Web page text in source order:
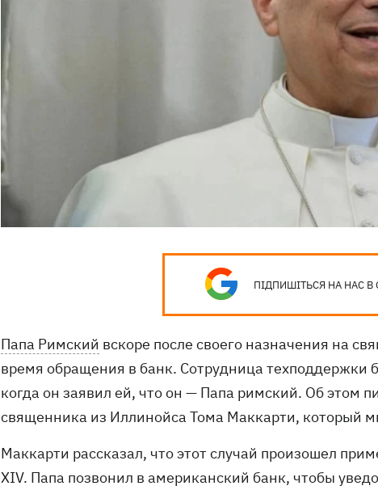
ПІДПИШІТЬСЯ НА НАС В
Папа Римский вскоре после своего назначения на
время обращения в банк. Сотрудница техподдержки
когда он заявил ей, что он — Папа римский. Об этом
священника из Иллинойса Тома Маккарти, который
Маккарти рассказал, что этот случай произошел
XIV. Папа позвонил в американский банк, чтобы